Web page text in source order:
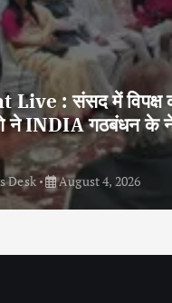
: संसद में विपक्ष
ने INDIA गठबंधन के
Desk August 4, 2026